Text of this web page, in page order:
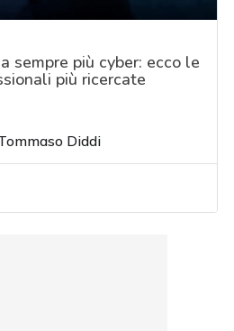
sempre più cyber: ecco le
più ricercate
Diddi